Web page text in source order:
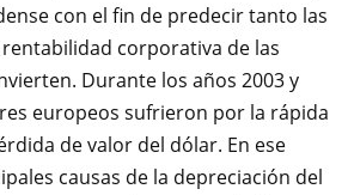
con el fin de predecir tanto las
corporativa de las
Durante los años 2003 y
europeos sufrieron por la rápida
de valor del dólar. En ese
causas de la depreciación del